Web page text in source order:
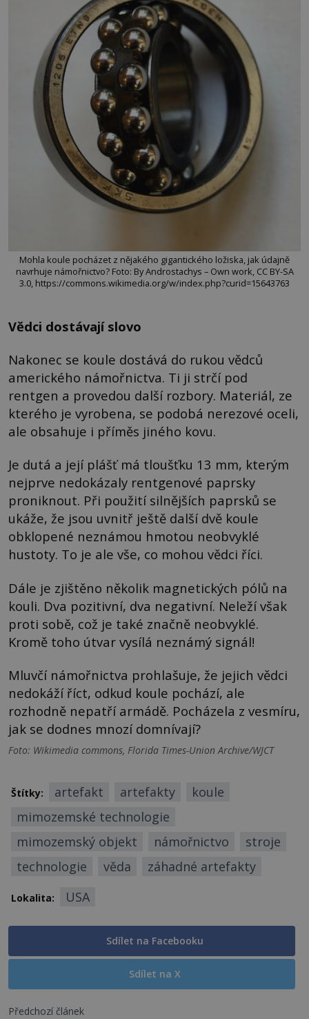
Mohla koule pocházet z nějakého gigantického ložiska, jak údajně
navrhuje námořnictvo? Foto: By Androstachys – Own work, CC BY-SA
3.0, https://commons.wikimedia.org/w/index.php?curid=15643763
Vědci dostávají slovo
Nakonec se koule dostává do rukou vědců
amerického námořnictva. Ti ji strčí pod
rentgen a provedou další rozbory. Materiál, ze
kterého je vyrobena, se podobá nerezové oceli,
ale obsahuje i příměs jiného kovu.
Je dutá a její plášť má tloušťku 13 mm, kterým
nejprve nedokázaly rentgenové paprsky
proniknout. Při použití silnějších paprsků se
ukáže, že jsou uvnitř ještě další dvě koule
obklopené neznámou hmotou neobvyklé
hustoty. To je ale vše, co mohou vědci říci.
Dále je zjištěno několik magnetických pólů na
kouli. Dva pozitivní, dva negativní. Neleží však
proti sobě, což je také značně neobvyklé.
Kromě toho útvar vysílá neznámý signál!
Mluvčí námořnictva prohlašuje, že jejich vědci
nedokáží říct, odkud koule pochází, ale
rozhodně nepatří armádě. Pocházela z vesmíru,
jak se dodnes mnozí domnívají?
Foto: Wikimedia commons, Florida Times-Union Archive/WJCT
Štítky: artefakt artefakty
koule
mimozemské technologie
mimozemský objekt
námořnictvo
stroje
technologie
věda záhadné artefakty
Lokalita: USA
Sdílet na Facebooku
Sdílet na X
Předchozí článek